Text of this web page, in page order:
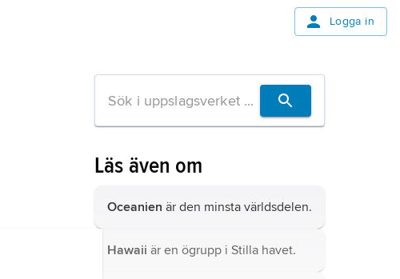
Logga in
Läs även om
Oceanien är den minsta världsdelen.
Hawaii är en ögrupp i Stilla havet.